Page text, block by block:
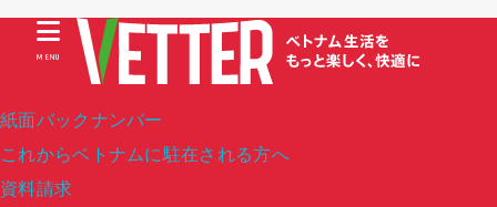
紙面バックナンバー
これからベトナムに駐在される方へ
資料請求
MENU